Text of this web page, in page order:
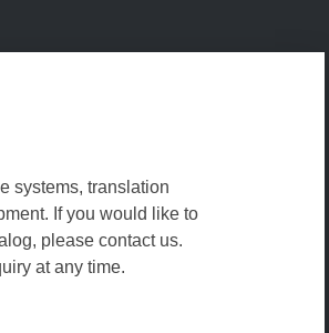
systems, translation
If you would like to
please contact us.
at any time.